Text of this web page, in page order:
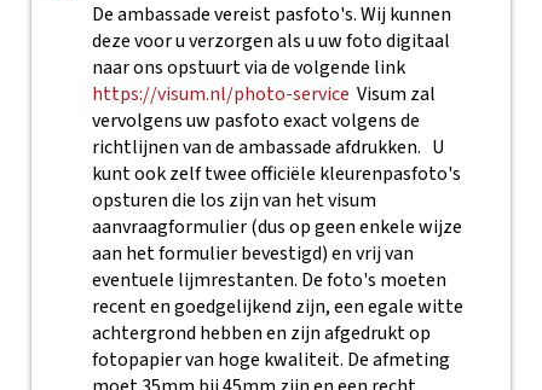
De ambassade vereist pasfoto's. Wij kunnen
deze voor u verzorgen als u uw foto digitaal
naar ons opstuurt via de volgende link
https://visum.nl/photo-service Visum zal
vervolgens uw pasfoto exact volgens de
richtlijnen van de ambassade afdrukken. U
kunt ook zelf twee officiële kleurenpasfoto's
opsturen die los zijn van het visum
aanvraagformulier (dus op geen enkele wijze
aan het formulier bevestigd) en vrij van
eventuele lijmrestanten. De foto's moeten
recent en goedgelijkend zijn, een egale witte
achtergrond hebben en zijn afgedrukt op
fotopapier van hoge kwaliteit. De afmeting